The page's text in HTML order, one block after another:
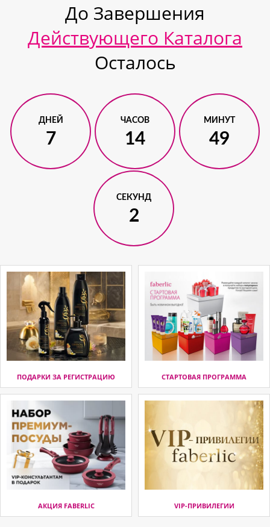
До Завершения
Действующего Каталога
Осталось
ДНЕЙ
7
ЧАСОВ
14
МИНУТ
49
СЕКУНД
1
ПОДАРКИ ЗА РЕГИСТРАЦИЮ СТАРТОВАЯ ПРОГРАММА
АКЦИЯ FABERLIC VIP-ПРИВИЛЕГИИ